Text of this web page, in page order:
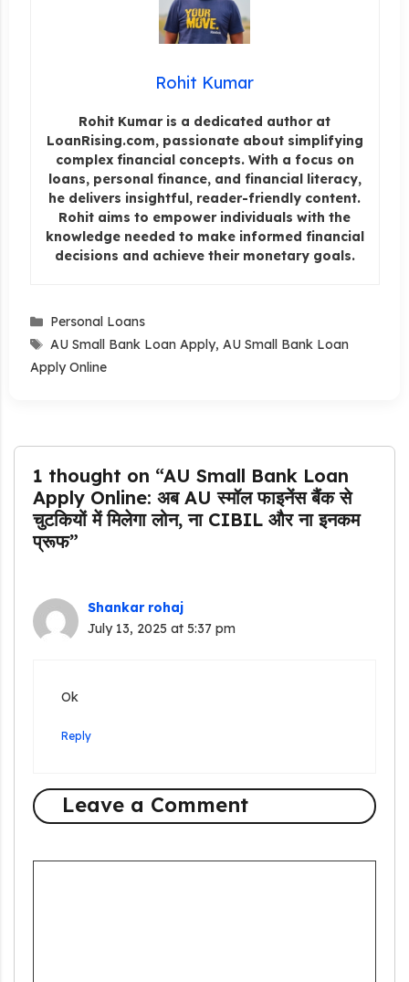
Rohit Kumar
Rohit Kumar is a dedicated author at
LoanRising.com, passionate about simplifying
complex financial concepts. With a focus on
loans, personal finance, and financial literacy,
he delivers insightful, reader-friendly content.
Rohit aims to empower individuals with the
knowledge needed to make informed financial
decisions and achieve their monetary goals.
Categories
Personal Loans
Tags
AU Small Bank Loan Apply, AU Small Bank Loan
Apply Online
1 thought on “AU Small Bank Loan
Apply Online: अब AU स्मॉल फाइनेंस बैंक से
चुटकियों में मिलेगा लोन, ना CIBIL और ना इनकम
प्रूफ”
Shankar rohaj
July 13, 2025 at 5:37 pm
Ok
Reply
Leave a Comment